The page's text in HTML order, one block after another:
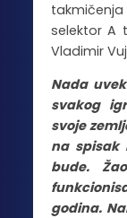
selektor A
Vladimir
Nada
svakog
svoje
na spisak
bude.
godina.